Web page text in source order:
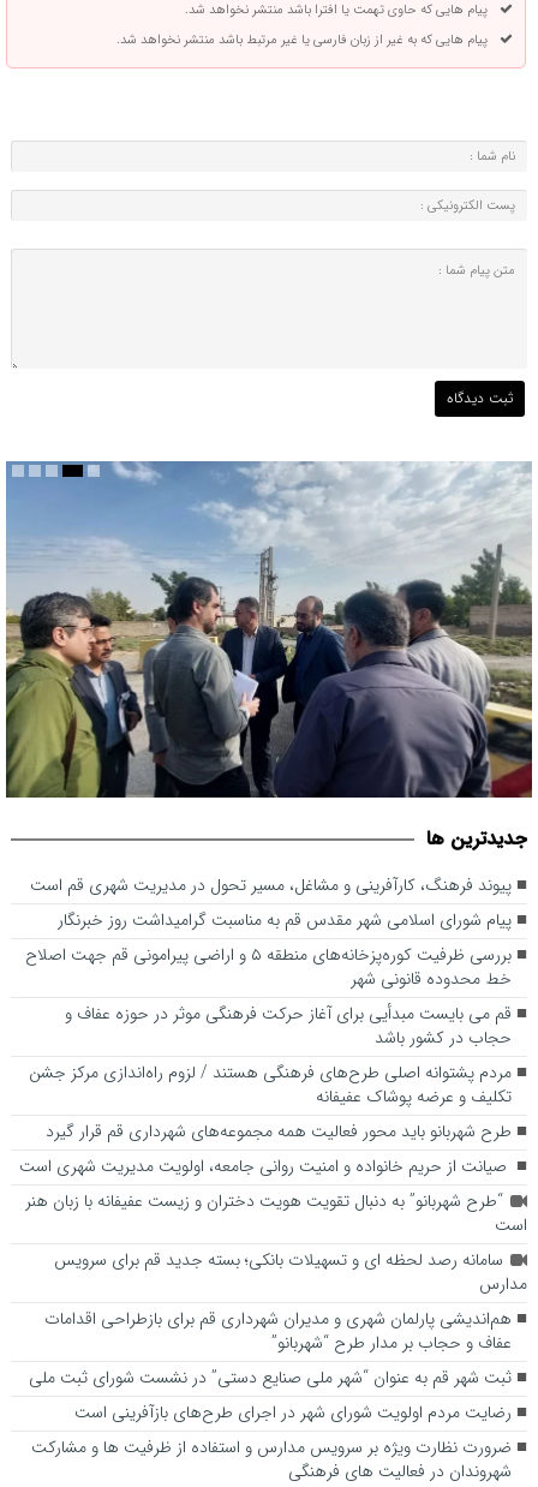
پیام هایی که حاوی تهمت یا افترا باشد منتشر نخواهد شد.
پیام هایی که به غیر از زبان فارسی یا غیر مرتبط باشد منتشر نخواهد شد.
اصلاح خط محدوده قانونی شهر
جديدترين ها
پیوند فرهنگ، کارآفرینی و مشاغل، مسیر تحول در مدیریت شهری قم است
پیام شورای اسلامی شهر مقدس قم به مناسبت گرامیداشت روز خبرنگار
بررسی ظرفیت کوره‌پزخانه‌های منطقه ۵ و اراضی پیرامونی قم جهت اصلاح
خط محدوده قانونی شهر
قم می بایست مبدأیی برای آغاز حرکت فرهنگی موثر در حوزه عفاف و
حجاب در کشور باشد
مردم پشتوانه اصلی طرح‌های فرهنگی هستند / لزوم راه‌اندازی مرکز جشن
تکلیف و عرضه پوشاک عفیفانه
طرح شهربانو باید محور فعالیت همه مجموعه‌های شهرداری قم قرار گیرد
صیانت از حریم خانواده و امنیت روانی جامعه، اولویت مدیریت شهری است
“طرح شهربانو” به دنبال تقویت هویت دختران و زیست عفیفانه با زبان هنر
است
سامانه رصد لحظه ای و تسهیلات بانکی؛ بسته جدید قم برای سرویس
مدارس
هم‌اندیشی پارلمان شهری و مدیران شهرداری قم برای بازطراحی اقدامات
عفاف و حجاب بر مدار طرح “شهربانو”
ثبت شهر قم به عنوان “شهر ملی صنایع دستی” در نشست شورای ثبت ملی
رضایت مردم اولویت شورای شهر در اجرای طرح‌های بازآفرینی است
ضرورت نظارت ویژه بر سرویس مدارس و استفاده از ظرفیت ها و مشارکت
شهروندان در فعالیت های فرهنگی